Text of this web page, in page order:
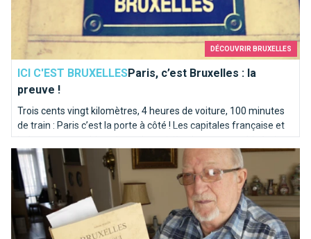
DÉCOUVRIR BRUXELLES
ICI C'EST BRUXELLESParis, c’est Bruxelles : la
preuve !
Trois cents vingt kilomètres, 4 heures de voiture, 100 minutes
de train : Paris c’est la porte à côté ! Les capitales française et
belge partagent bien plus qu’une rivière homonyme. Itinéraire
en bord de Seine sur les traces de la Senne...
Le Facebook bruxellois de 1812